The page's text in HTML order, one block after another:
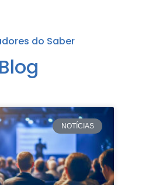
do Saber
Blog
NOTÍCIAS